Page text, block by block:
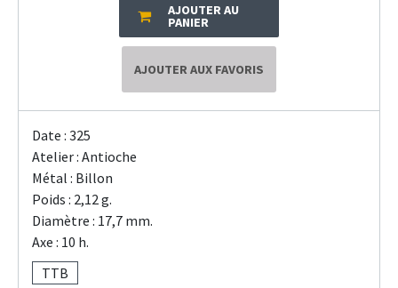
AJOUTER AU
PANIER
AJOUTER AUX FAVORIS
Date : 325
Atelier : Antioche
Métal : Billon
Poids : 2,12 g.
Diamètre : 17,7 mm.
Axe : 10 h.
TTB